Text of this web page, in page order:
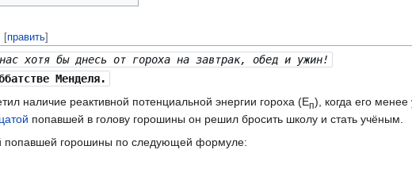
[править]
хотя бы днесь от гороха на завтрак, обед и ужин!
Менделя.
наличие реактивной потенциальной энергии гороха (Еп), когда его
попавшей в голову горошины он решил бросить школу и стать учёным.
попавшей горошины по следующей формуле: